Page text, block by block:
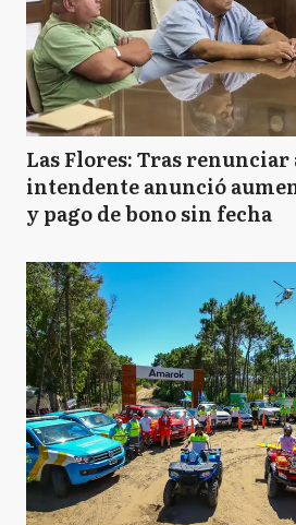
Las Flores: Tras renunciar
intendente anunció
y pago de bono sin fecha